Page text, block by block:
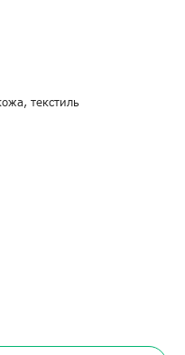
текстиль